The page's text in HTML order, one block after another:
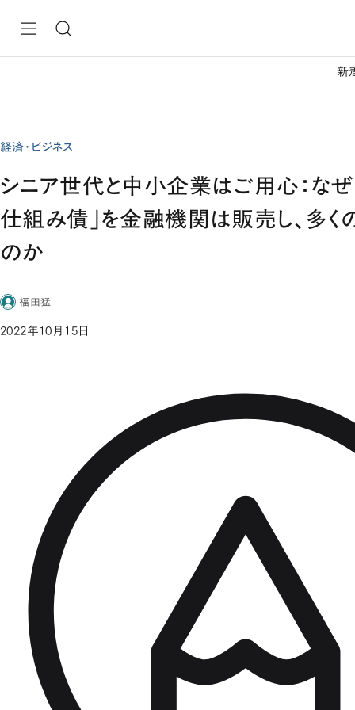
新
経済・ビジネス
シニア世代と中小企業はご用心：な
仕組み債」を金融機関は販売し、多
のか
福田猛
2022年10月15日